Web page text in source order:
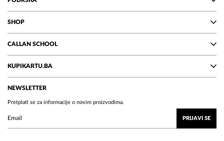
SHOP
CALLAN SCHOOL
KUPIKARTU.BA
NEWSLETTER
Pretplati se za informacije o novim proizvodima.
PRIJAVI SE